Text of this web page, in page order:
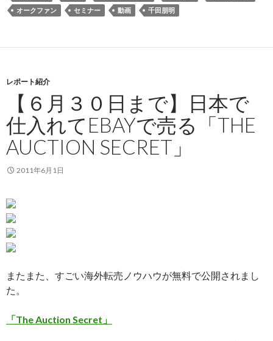
オークファン
セミナー 動画 千田朋明
レポート紹介
【６月３０日まで】日本で
仕入れてEBAYで売る「THE
AUCTION SECRET」
2011年6月1日
またまた、すごい海外転売ノウハウが無料で公開されまし
た。
「The Auction Secret」